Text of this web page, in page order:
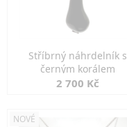
Stříbrný náhrdelník s
černým korálem
2 700 Kč
NOVÉ